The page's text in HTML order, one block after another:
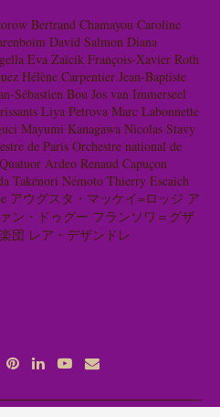
Bertrand Chamayou Caroline
David Salmon Diana
Eva Zaïcik François-Xavier Roth
Hélène Carpentier Jean-Baptiste
Sébastien Bou Jos van Immerseel
Liya Petrova Marc Labonnette
Mayumi Kanagawa Nicolas Stavy
de Paris Orchestre national de
Quatuor Ardeo Renaud Capuçon
Takénori Némoto Thierry Escaich
アウグスタ・マッケイ=ロッジ ア
ン・ドゥグー フランソワ＝グザ
団 レア・デザンドレ